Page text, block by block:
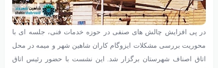
در پی افزایش چالش های صنفی در حوزه خدمات فنی، جلسه ای با
محوریت بررسی مشکلات ایزوگام کاران شاهین شهر و میمه در محل
اتاق اصناف شهرستان برگزار شد. این نشست با حضور رئیس اتاق